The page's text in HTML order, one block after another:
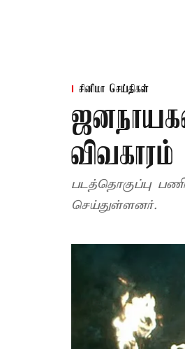
சினிமா செய்திகள்
படத்தொகுப்பு
செய்துள்ளனர்.